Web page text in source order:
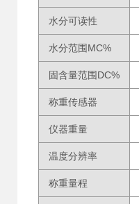
水分可读性
水分范围MC%
固含量范围DC%
称重传感器
仪器重量
温度分辨率
称重量程